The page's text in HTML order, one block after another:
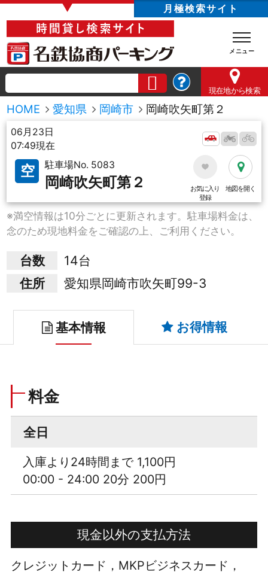
▼ 月極検索サイト
現在地から検索
HOME 愛知県 岡崎市 岡崎吹矢町第２
06月23日
07:49現在
空 駐車場No. 5083
岡崎吹矢町第２
お気に入り
登録
地図を開く
※満空情報は10分ごとに更新されます。駐車場料金は、
念のため現地料金をご確認の上、ご利用ください。
台数
14台
住所
愛知県岡崎市吹矢町99-3
基本情報 お得情報
料金
全日
入庫より24時間まで 1,100円
00:00 - 24:00 20分 200円
現金以外の支払方法
クレジットカード，MKPビジネスカード，